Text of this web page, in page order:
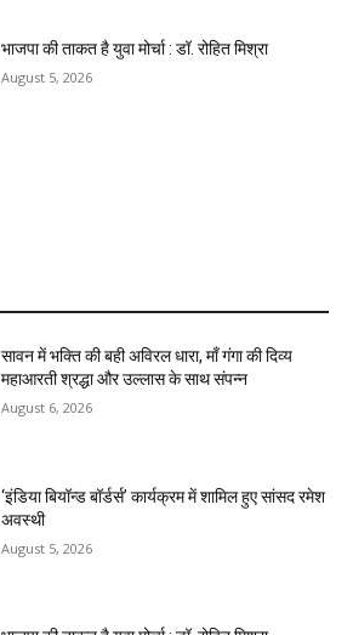
भाजपा की ताकत है युवा मोर्चा : डॉ. रोहित मिश्रा
August 5, 2026
सावन में भक्ति की बही अविरल धारा, माँ गंगा की दिव्य
महाआरती श्रद्धा और उल्लास के साथ संपन्न
August 6, 2026
‘इंडिया बियॉन्ड बॉर्डर्स’ कार्यक्रम में शामिल हुए सांसद रमेश
अवस्थी
August 5, 2026